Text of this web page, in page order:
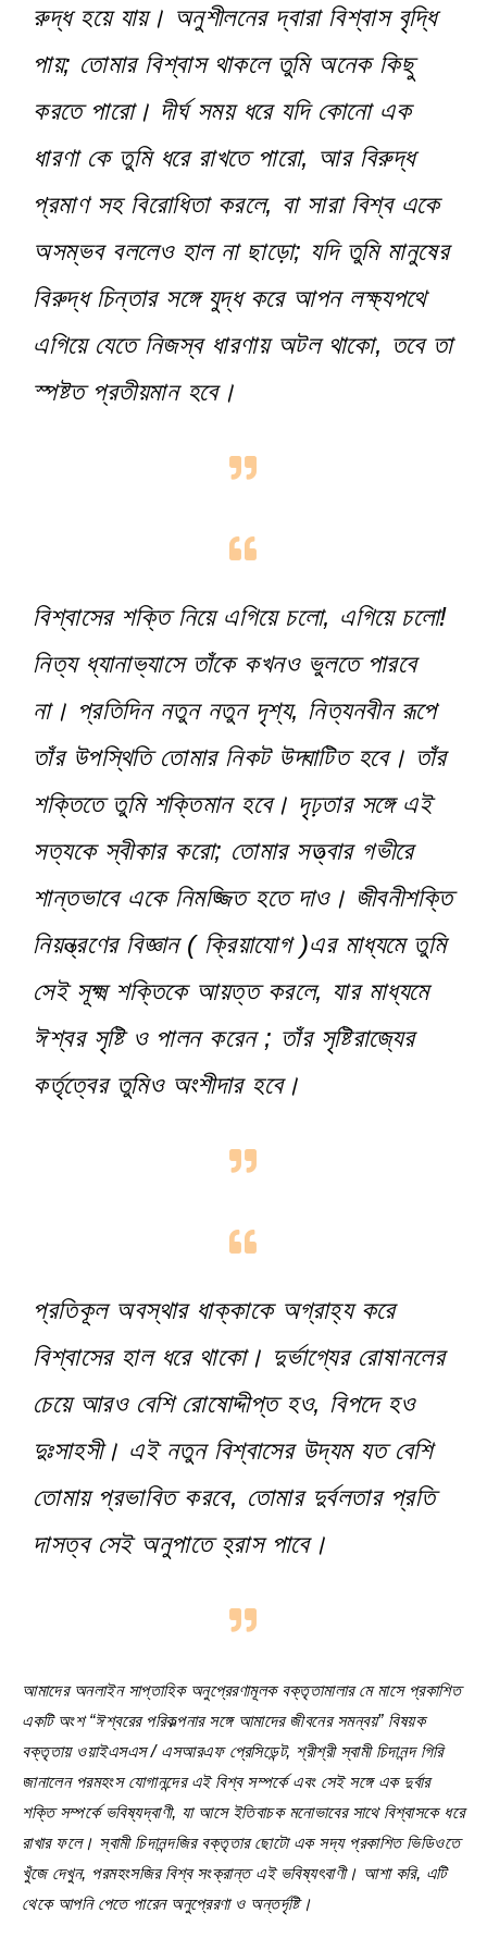
রুদ্ধ হয়ে যায়। অনুশীলনের দ্বারা বিশ্বাস বৃদ্ধি
পায়; তোমার বিশ্বাস থাকলে তুমি অনেক কিছু
করতে পারো। দীর্ঘ সময় ধরে যদি কোনো এক
ধারণা কে তুমি ধরে রাখতে পারো, আর বিরুদ্ধ
প্রমাণ সহ বিরোধিতা করলে, বা সারা বিশ্ব একে
অসম্ভব বললেও হাল না ছাড়ো; যদি তুমি মানুষের
বিরুদ্ধ চিন্তার সঙ্গে যুদ্ধ করে আপন লক্ষ্যপথে
এগিয়ে যেতে নিজস্ব ধারণায় অটল থাকো, তবে তা
স্পষ্টত প্রতীয়মান হবে।
বিশ্বাসের শক্তি নিয়ে এগিয়ে চলো, এগিয়ে চলো!
নিত্য ধ্যানাভ্যাসে তাঁকে কখনও ভুলতে পারবে
না। প্রতিদিন নতুন নতুন দৃশ্য, নিত্যনবীন রূপে
তাঁর উপস্থিতি তোমার নিকট উদ্ঘাটিত হবে। তাঁর
শক্তিতে তুমি শক্তিমান হবে। দৃঢ়তার সঙ্গে এই
সত্যকে স্বীকার করো; তোমার সত্ত্বার গভীরে
শান্তভাবে একে নিমজ্জিত হতে দাও। জীবনীশক্তি
নিয়ন্ত্রণের বিজ্ঞান ( ক্রিয়াযোগ )এর মাধ্যমে তুমি
সেই সূক্ষ্ম শক্তিকে আয়ত্ত করলে, যার মাধ্যমে
ঈশ্বর সৃষ্টি ও পালন করেন ; তাঁর সৃষ্টিরাজ্যের
কর্তৃত্বের তুমিও অংশীদার হবে।
প্রতিকূল অবস্থার ধাক্কাকে অগ্রাহ্য করে
বিশ্বাসের হাল ধরে থাকো। দুর্ভাগ্যের রোষানলের
চেয়ে আরও বেশি রোষোদ্দীপ্ত হও, বিপদে হও
দুঃসাহসী। এই নতুন বিশ্বাসের উদ্যম যত বেশি
তোমায় প্রভাবিত করবে, তোমার দুর্বলতার প্রতি
দাসত্ব সেই অনুপাতে হ্রাস পাবে।
আমাদের অনলাইন সাপ্তাহিক অনুপ্রেরণামূলক বক্তৃতামালার মে মাসে প্রকাশিত
একটি অংশ “ঈশ্বরের পরিকল্পনার সঙ্গে আমাদের জীবনের সমন্বয়” বিষয়ক
বক্তৃতায় ওয়াইএসএস / এসআরএফ প্রেসিডেন্ট, শ্রীশ্রী স্বামী চিদানন্দ গিরি
জানালেন পরমহংস যোগানন্দের এই বিশ্ব সম্পর্কে এবং সেই সঙ্গে এক দুর্বার
শক্তি সম্পর্কে ভবিষ্যদ্বাণী, যা আসে ইতিবাচক মনোভাবের সাথে বিশ্বাসকে ধরে
রাখার ফলে। স্বামী চিদানন্দজির বক্তৃতার ছোটো এক সদ্য প্রকাশিত ভিডিওতে
খুঁজে দেখুন, পরমহংসজির বিশ্ব সংক্রান্ত এই ভবিষ্যৎবাণী। আশা করি, এটি
থেকে আপনি পেতে পারেন অনুপ্রেরণা ও অন্তর্দৃষ্টি।